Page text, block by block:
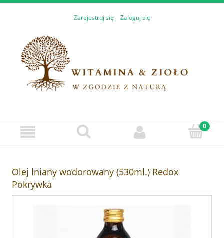
Zarejestruj się Zaloguj się
Olej lniany wodorowany (530ml.) Redox
Pokrywka